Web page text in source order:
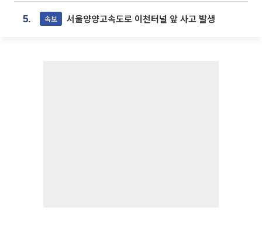
5. 속보 서울양양고속도로 이천터널 앞 사고 발생